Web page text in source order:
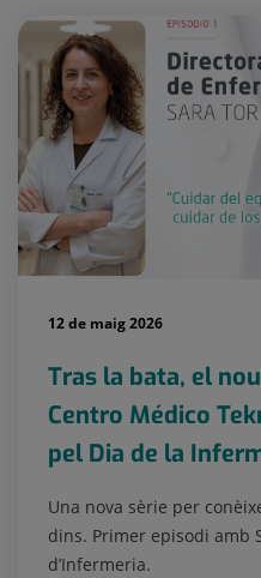
12 de maig 2026
Tras la bata, el
Centro Médico
pel Dia de la
Una nova sèrie per
dins. Primer episodi amb
d’Infermeria.